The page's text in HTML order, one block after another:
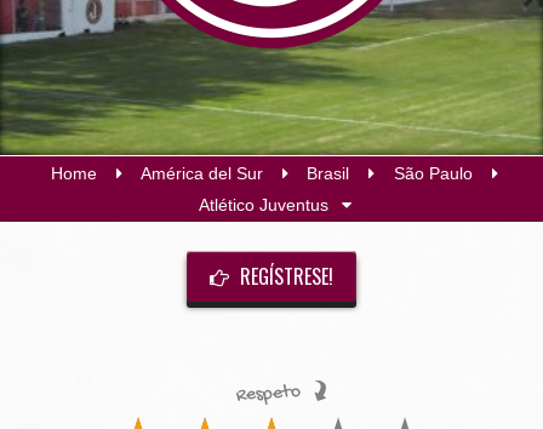
Home América del Sur Brasil
São Paulo
Atlético Juventus
REGÍSTRESE!
Respeto